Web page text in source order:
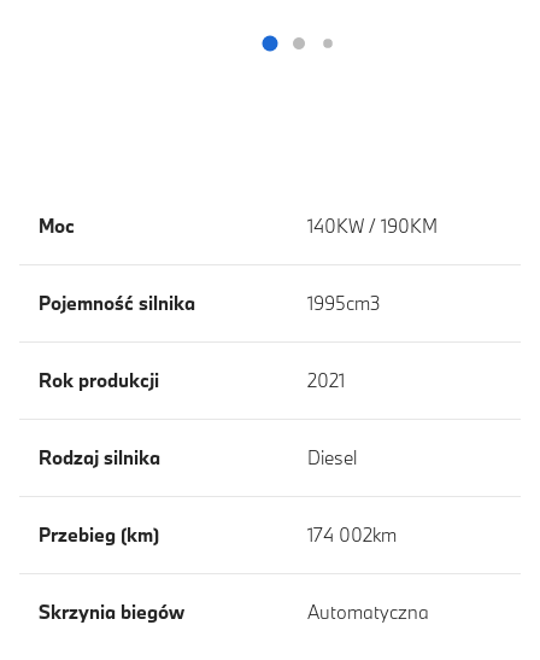
Moc 140KW / 190KM
Pojemność silnika 1995cm3
Rok produkcji 2021
Rodzaj silnika Diesel
Przebieg (km) 174 002km
Skrzynia biegów Automatyczna